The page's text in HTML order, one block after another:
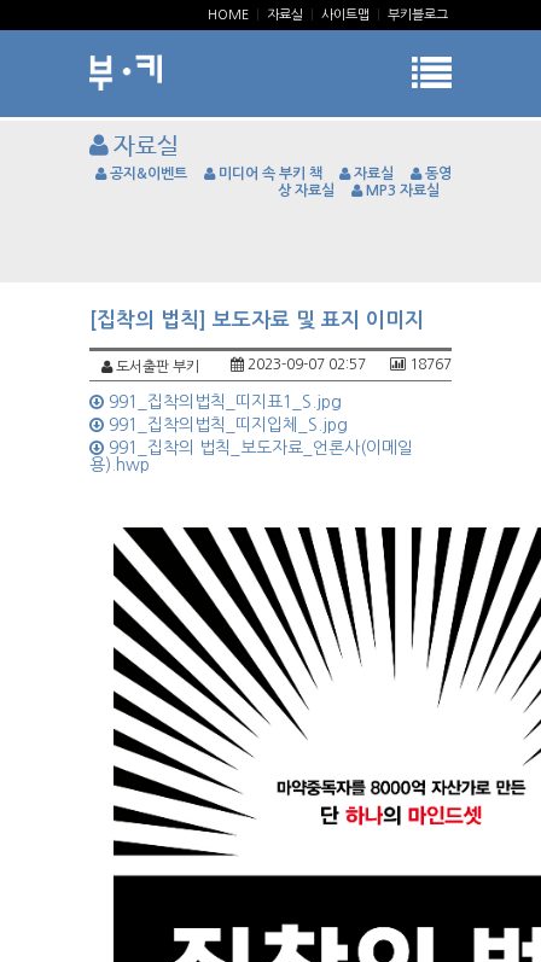
HOME 자료실 사이트맵 부키블로그
자료실
공지&이벤트 미디어 속 부키 책 자료실
동영
상 자료실
MP3 자료실
[집착의 법칙] 보도자료 및 표지 이미지
도서출판 부키 18767
2023-09-07 02:57
991_집착의법칙_띠지표1_S.jpg
991_집착의법칙_띠지입체_S.jpg
991_집착의 법칙_보도자료_언론사(이메일
용).hwp